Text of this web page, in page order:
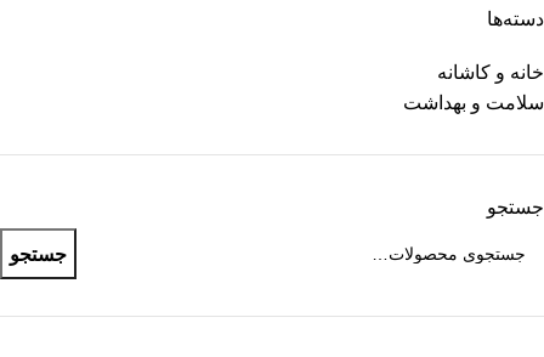
دسته‌ها
خانه و کاشانه
سلامت و بهداشت
جستجو
جستجو